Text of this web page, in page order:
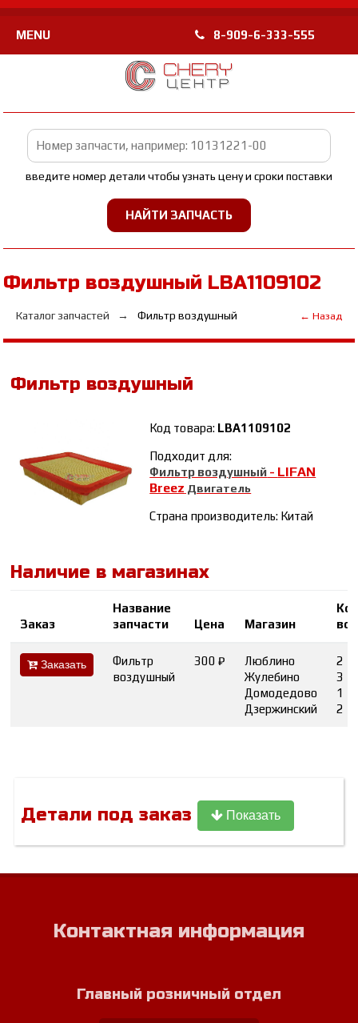
MENU 8-909-6-333-555
введите номер детали чтобы узнать цену и сроки поставки
Фильтр воздушный LBA1109102
Каталог запчастей Фильтр воздушный ← Назад
Фильтр воздушный
Код товара: LBA1109102
Подходит для:
Фильтр воздушный - LIFAN
Breez Двигатель
Страна производитель: Китай
Наличие в магазинах
Заказ
Название
запчасти
Цена Магазин
во
Заказать
Фильтр
воздушный
300 ₽
Люблино
Жулебино
Домодедово
Дзержинский
2
3
1
2
Детали под заказ Показать
Контактная информация
Главный розничный отдел